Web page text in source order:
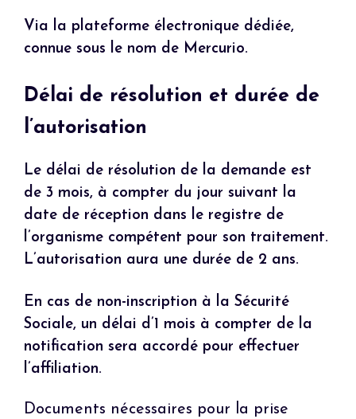
Via la plateforme électronique dédiée,
connue sous le nom de Mercurio.
Délai de résolution et durée de
l’autorisation
Le délai de résolution de la demande est
de 3 mois, à compter du jour suivant la
date de réception dans le registre de
l’organisme compétent pour son traitement.
L’autorisation aura une durée de 2 ans.
En cas de non-inscription à la Sécurité
Sociale, un délai d’1 mois à compter de la
notification sera accordé pour effectuer
l’affiliation.
Documents nécessaires pour la prise